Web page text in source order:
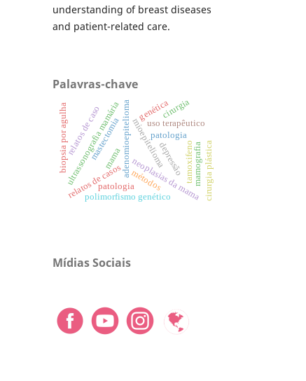
understanding of breast diseases
and patient-related care.
Palavras-chave
adenomioepiteliomamioepitelioma
relatos de casos neoplasias da mama
patologia
ultrassonografia mamária métodos
patologia
biopsia por agulha mastectomia
mama tamoxifeno
uso terapêutico
relatos de caso
polimorfismo genético
genéticacirurgia
cirurgia plástica
mamografia
depressão
Mídias Sociais